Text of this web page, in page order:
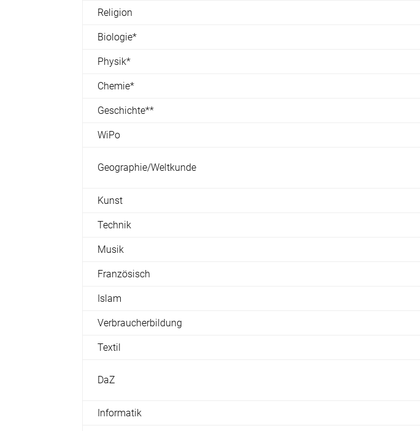
Religion
Biologie*
Physik*
Chemie*
Geschichte**
WiPo
Geographie/Weltkunde
Kunst
Technik
Musik
Französisch
Islam
Verbraucherbildung
Textil
DaZ
Informatik